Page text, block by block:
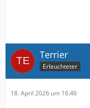
Terrier
Erleuchteter
18. April 2026 um 16:46